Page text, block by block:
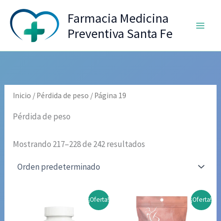
contenido
Farmacia Medicina
Preventiva Santa Fe
Inicio / Pérdida de peso / Página 19
Pérdida de peso
Mostrando 217–228 de 242 resultados
¡Oferta! ¡Oferta!